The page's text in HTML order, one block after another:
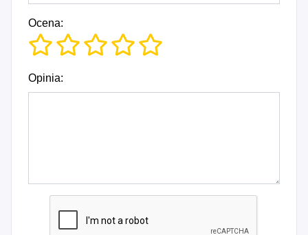
Ocena:
Opinia: